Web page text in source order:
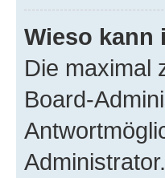
Wieso
Die maximal
Board-
Administrator.